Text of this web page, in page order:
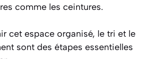
comme les ceintures.
cet espace organisé, le tri et le
sont des étapes essentielles